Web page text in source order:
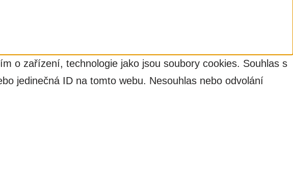
o zařízení, technologie jako jsou soubory cookies. Souhlas s
jedinečná ID na tomto webu. Nesouhlas nebo odvolání